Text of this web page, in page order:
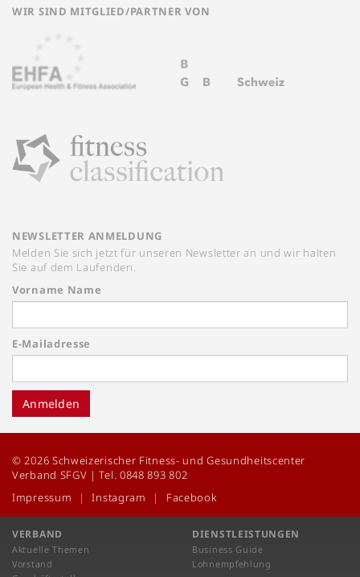
WIR SIND MITGLIED/PARTNER VON
NEWSLETTER ANMELDUNG
Melden Sie sich jetzt für unseren Newsletter an und wir halten
Sie auf dem Laufenden.
Vorname Name
E-Mailadresse
Anmelden
© 2026 Schweizerischer Fitness- und Gesundheitscenter
Verband SFGV | Tel. 0848 893 802
Impressum
Instagram Facebook
VERBAND
Aktuelle Themen
Vorstand
DIENSTLEISTUNGEN
Business Guide
Lohnempfehlung